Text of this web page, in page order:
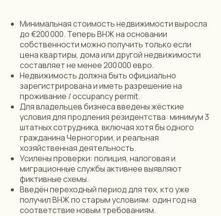
Минимальная стоимость недвижимости выросла
до €200 000. Теперь ВНЖ на основании
собственности можно получить только если
цена квартиры, дома или другой недвижимости
составляет не менее 200 000 евро.
Недвижимость должна быть официально
зарегистрирована и иметь разрешение на
проживание / occupancy permit.
Для владельцев бизнеса введены жёсткие
условия для продления резидентства: минимум 3
штатных сотрудника, включая хотя бы одного
гражданина Черногории, и реальная
хозяйственная деятельность.
Усилены проверки: полиция, налоговая и
миграционные службы активнее выявляют
фиктивные схемы.
Введён переходный период для тех, кто уже
получил ВНЖ по старым условиям: один год на
соответствие новым требованиям.